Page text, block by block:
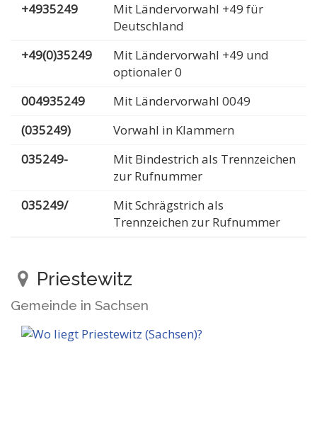
+4935249
Mit Ländervorwahl +49 für
Deutschland
+49(0)35249
Mit Ländervorwahl +49 und
optionaler 0
004935249
Mit Ländervorwahl 0049
(035249)
Vorwahl in Klammern
035249-
Mit Bindestrich als Trennzeichen
zur Rufnummer
035249/
Mit Schrägstrich als
Trennzeichen zur Rufnummer
Priestewitz
Gemeinde in Sachsen